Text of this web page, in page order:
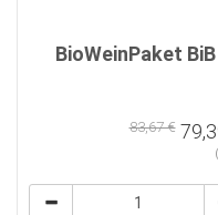
BioWeinPaket
83,67 €